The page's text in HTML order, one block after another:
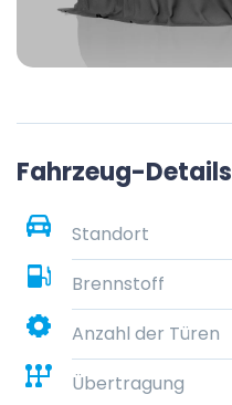
Fahrzeug-Details
Standort
Brennstoff
Anzahl der Türen
Übertragung